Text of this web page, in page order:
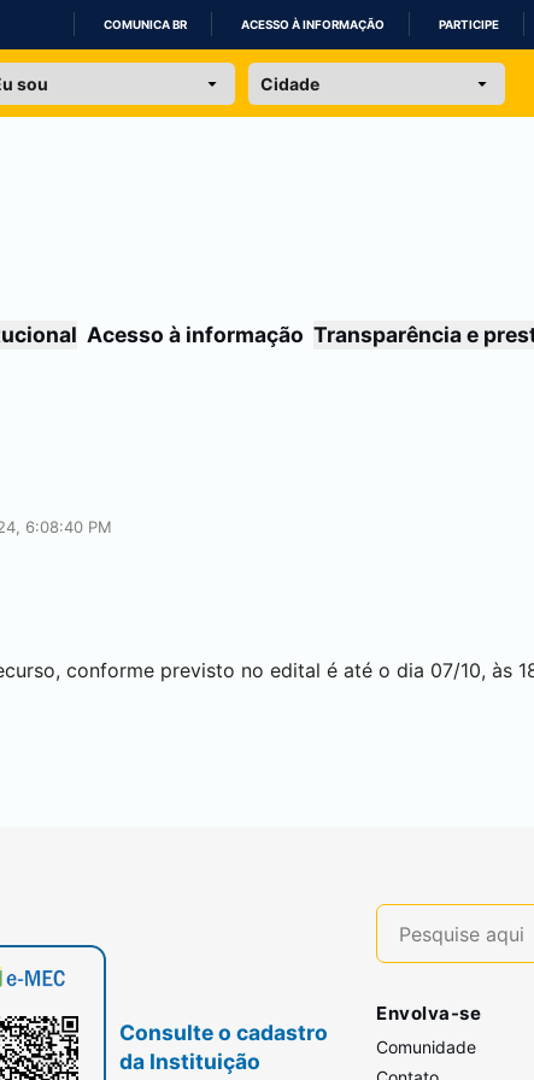
IR
COMUNICA BR ACESSO À INFORMAÇÃO PARTICIPE
Acesso à informação Transparência e
6:08:40 PM
conforme previsto no edital é até o dia 07/10, às
Consulte o cadastro
da Instituição
Envolva-se
Comunidade